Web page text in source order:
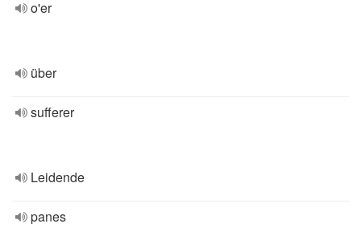
o'er
über
sufferer
Leidende
panes